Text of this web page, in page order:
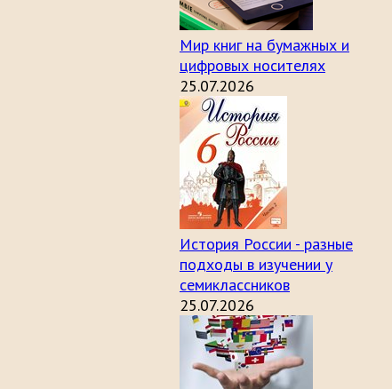
Мир книг на бумажных и
цифровых носителях
25.07.2026
История России - разные
подходы в изучении у
семиклассников
25.07.2026